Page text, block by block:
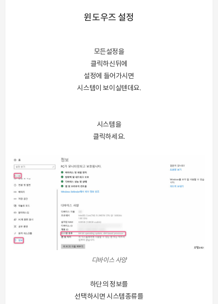
윈도우즈 설정
모든설정을
클릭하신뒤에
설정에 들어가시면
시스템이 보이실텐데요.
시스템을
클릭하세요.
디바이스 사양
하단의 정보를
선택하시면 시스템종류를